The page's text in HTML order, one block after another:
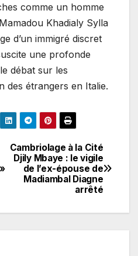
comme un homme
Khadialy Sylla
d’un immigré discret
une profonde
débat sur les
des étrangers en Italie.
Cambriolage à la Cité
Djily Mbaye : le vigile
de l’ex-épouse de
Madiambal Diagne
arrêté